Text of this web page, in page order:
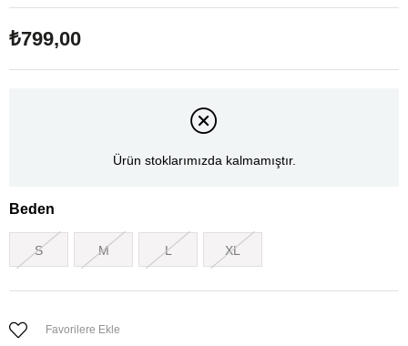
₺799,00
Ürün stoklarımızda kalmamıştır.
Beden
S M L XL
Favorilere Ekle